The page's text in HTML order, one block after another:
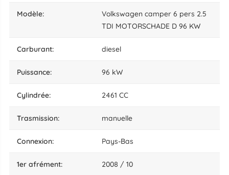
modèle:
Volkswagen camper 6 pers 2.5
TDI MOTORSCHADE D 96 KW
carburant: diesel
puissance: 96 kW
cylindrée: 2461 CC
trasmission: manuelle
connexion: Pays-Bas
1er afrément: 2008 / 10